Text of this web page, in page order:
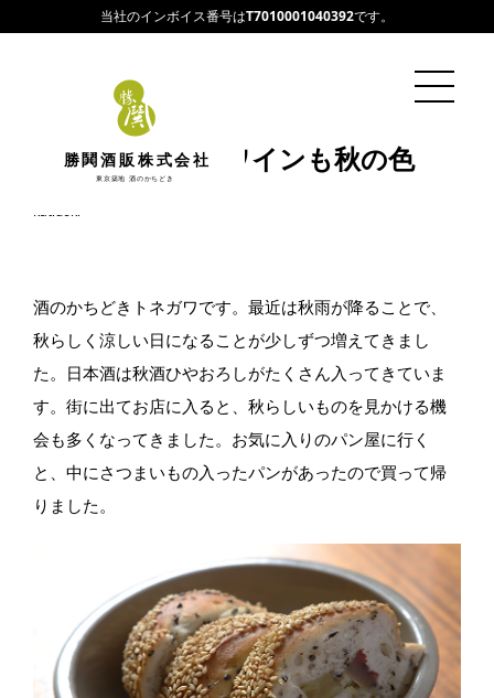
当社のインボイス番号はT7010001040392です。
勝鬨酒販株式会社
東京築地 酒のかちどき
雨降ればパンもワインも秋の色
katidoki
酒のかちどきトネガワです。最近は秋雨が降ることで、
秋らしく涼しい日になることが少しずつ増えてきまし
た。日本酒は秋酒ひやおろしがたくさん入ってきていま
す。街に出てお店に入ると、秋らしいものを見かける機
会も多くなってきました。お気に入りのパン屋に行く
と、中にさつまいもの入ったパンがあったので買って帰
りました。